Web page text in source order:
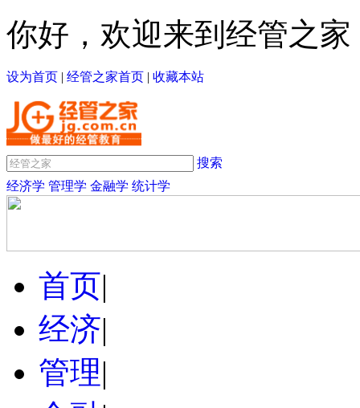
你好，欢迎来到经管之家
设为首页 | 经管之家首页 | 收藏本站
搜索
经济学 管理学 金融学 统计学
首页|
经济|
管理|